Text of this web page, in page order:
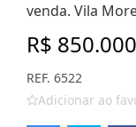
venda. Vila
R$
REF. 6522
Adicionar ao